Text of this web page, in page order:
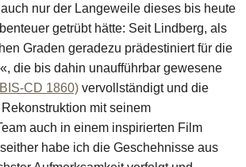
nur der Langeweile dieses bis heute
getrübt hätte: Seit Lindberg, als
Graden geradezu prädestiniert für die
die bis dahin unaufführbar gewesene
CD 1860) vervollständigt und die
mit seinem
auch in einem inspirierten Film
habe ich die Geschehnisse aus